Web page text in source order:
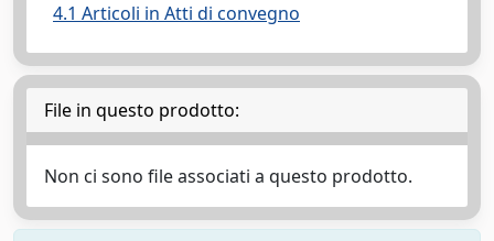
4.1 Articoli in Atti di convegno
File in questo prodotto:
Non ci sono file associati a questo prodotto.